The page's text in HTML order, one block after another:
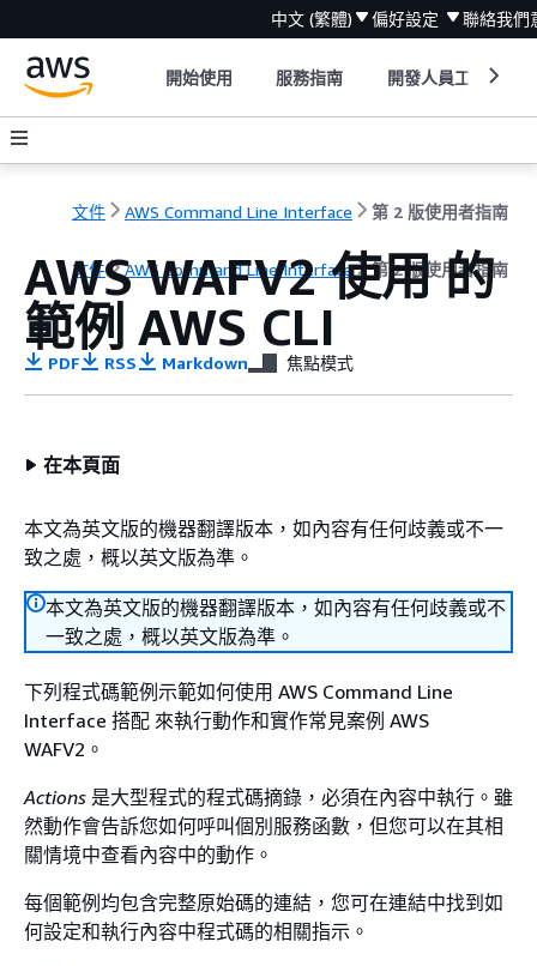
中文 (繁體) 偏好設定 聯絡我們
開始使用 服務指南 開發人員工具
文件 AWS Command Line Interface 第 2 版使用者指南
文件 AWS Command Line Interface 第 2 版使用者指南
AWS WAFV2 使用 的
範例 AWS CLI
PDF RSS Markdown 焦點模式
在本頁面
本文為英文版的機器翻譯版本，如內容有任何歧義或不一
致之處，概以英文版為準。
本文為英文版的機器翻譯版本，如內容有任何歧義或不
一致之處，概以英文版為準。
下列程式碼範例示範如何使用 AWS Command Line
Interface 搭配 來執行動作和實作常見案例 AWS
WAFV2。
Actions 是大型程式的程式碼摘錄，必須在內容中執行。雖
然動作會告訴您如何呼叫個別服務函數，但您可以在其相
關情境中查看內容中的動作。
每個範例均包含完整原始碼的連結，您可在連結中找到如
何設定和執行內容中程式碼的相關指示。